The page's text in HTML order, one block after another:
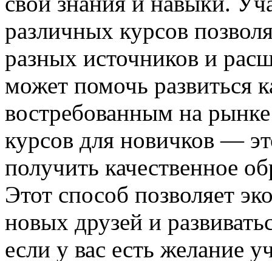
различных курсов
разных источников и
может помочь развиться
востребованным на
курсов для новичков —
получить качественное
Этот способ позволяет
новых друзей и
если у вас есть желание